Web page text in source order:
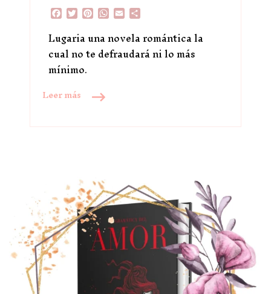
Facebook
Twitter
Pinterest
WhatsApp
Email
Lugaria una novela romántica la
cual no te defraudará ni lo más
mínimo.
Leer más